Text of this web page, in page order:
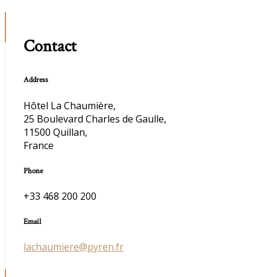
Contact
Address
Hôtel La Chaumière,
25 Boulevard Charles de Gaulle,
11500 Quillan,
France
Phone
+33 468 200 200
Email
lachaumiere@pyren.fr